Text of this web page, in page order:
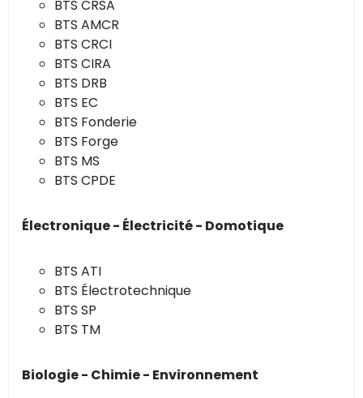
BTS CRSA
BTS AMCR
BTS CRCI
BTS CIRA
BTS DRB
BTS EC
BTS Fonderie
BTS Forge
BTS MS
BTS CPDE
Électronique - Électricité - Domotique
BTS ATI
BTS Électrotechnique
BTS SP
BTS TM
Biologie - Chimie - Environnement